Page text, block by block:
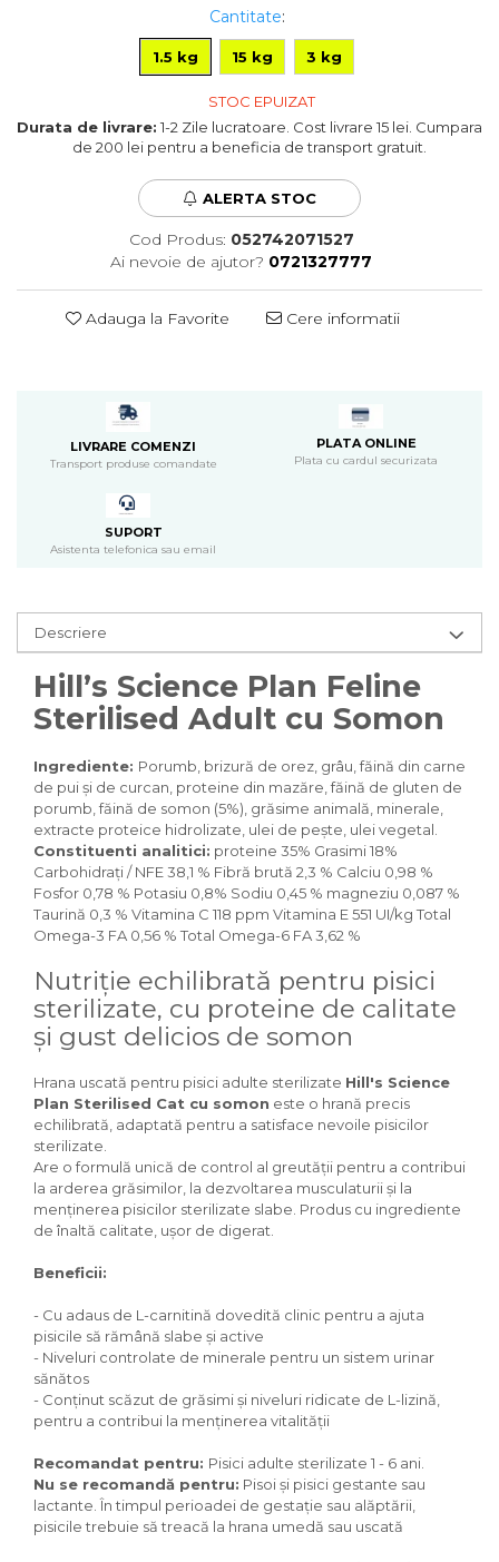
Neoane si LED-uri pentru acvarii
Substrat acvariu
Sisteme CO2
Sterilizator acvariu
Fertilizatori acvarii
Tratamente pesti acvariu
Teste apa
Furtune si conectori acvarii
Decoruri si plante artificiale
Accesorii acvarii
Piese de schimb
Rozatoare
Igiena rozatoare
Hrana Rozatoare
Reptile
Igiena reptile
Decoruri terarii
Incalzitoare si pompe terarii
Solutii iluminat terarii
Lampi terarii
Suplimente vitamino minerale
reptile
Accesorii diverse terarii
Iazuri
Igiena Iazuri
Conditioner apa iaz
Teste apa iaz
Filtre iaz
Pompe iaz
Incalzitor Iaz
Accesorii iaz
Cai
Casti echitatie
Accesorii cai
Cantitate:
1.5 kg 15 kg 3 kg
STOC EPUIZAT
Durata de livrare: 1-2 Zile lucratoare. Cost livrare 15 lei. Cumpara
de 200 lei pentru a beneficia de transport gratuit.
ALERTA STOC
Cod Produs: 052742071527
Ai nevoie de ajutor? 0721327777
Adauga la Favorite Cere informatii
LIVRARE COMENZI
Transport produse comandate
PLATA ONLINE
Plata cu cardul securizata
SUPORT
Asistenta telefonica sau email
Descriere
Hill’s Science Plan Feline
Sterilised Adult cu Somon
Ingrediente: Porumb, brizură de orez, grâu, făină din carne
de pui și de curcan, proteine din mazăre, făină de gluten de
porumb, făină de somon (5%), grăsime animală, minerale,
extracte proteice hidrolizate, ulei de pește, ulei vegetal.
Constituenti analitici: proteine ​​35% Grasimi 18%
Carbohidrați / NFE 38,1 % Fibră brută 2,3 % Calciu 0,98 %
Fosfor 0,78 % Potasiu 0,8% Sodiu 0,45 % magneziu 0,087 %
Taurină 0,3 % Vitamina C 118 ppm Vitamina E 551 UI/kg Total
Omega-3 FA 0,56 % Total Omega-6 FA 3,62 %
Nutriție echilibrată pentru pisici
sterilizate, cu proteine de calitate
și gust delicios de somon
Hrana uscată pentru pisici adulte sterilizate Hill's Science
Plan Sterilised Cat cu somon este o hrană precis
echilibrată, adaptată pentru a satisface nevoile pisicilor
sterilizate.
Are o formulă unică de control al greutății pentru a contribui
la arderea grăsimilor, la dezvoltarea musculaturii și la
menținerea pisicilor sterilizate slabe. Produs cu ingrediente
de înaltă calitate, uşor de digerat.
Beneficii:
- Cu adaus de L-carnitină dovedită clinic pentru a ajuta
pisicile să rămână slabe și active
- Niveluri controlate de minerale pentru un sistem urinar
sănătos
- Conţinut scăzut de grăsimi şi niveluri ridicate de L-lizină,
pentru a contribui la menţinerea vitalităţii
Recomandat pentru: Pisici adulte sterilizate 1 - 6 ani.
Nu se recomandă pentru: Pisoi şi pisici gestante sau
lactante. În timpul perioadei de gestaţie sau alăptării,
pisicile trebuie să treacă la hrana umedă sau uscată